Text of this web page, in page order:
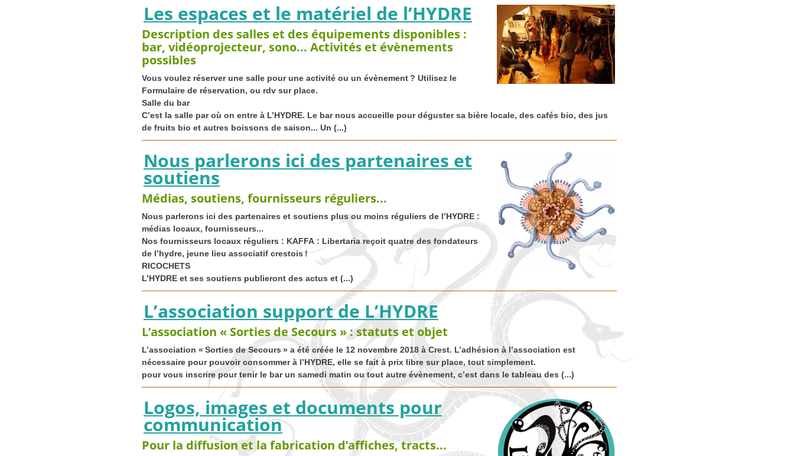
Les espaces et le matériel de l’HYDRE
Description des salles et des équipements disponibles :
bar, vidéoprojecteur, sono... Activités et évènements
possibles
Vous voulez réserver une salle pour une activité ou un évènement? Utilisez le
Formulaire de réservation, ou rdv sur place.
Salle du bar
C’est la salle par où on entre à L’HYDRE. Le bar nous accueille pour déguster sa bière locale, des cafés bio, des jus
de fruits bio et autres boissons de saison... Un (...)
Nous parlerons ici des partenaires et
soutiens
Médias, soutiens, fournisseurs réguliers...
Nous parlerons ici des partenaires et soutiens plus ou moins réguliers de l’HYDRE :
médias locaux, fournisseurs...
Nos fournisseurs locaux réguliers : KAFFA : Libertaria reçoit quatre des fondateurs
de l’hydre, jeune lieu associatif crestois !
RICOCHETS
L’HYDRE et ses soutiens publieront des actus et (...)
L’association support de L’HYDRE
L’association « Sorties de Secours » : statuts et objet
L’association « Sorties de Secours » a été créée le 12 novembre 2018 à Crest. L’adhésion à l’association est
nécessaire pour pouvoir consommer à l’HYDRE, elle se fait à prix libre sur place, tout simplement.
pour vous inscrire pour tenir le bar un samedi matin ou tout autre évènement, c’est dans le tableau des (...)
Logos, images et documents pour
communication
Pour la diffusion et la fabrication d’affiches, tracts...